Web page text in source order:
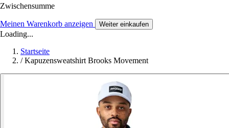
Zwischensumme
Meinen Warenkorb anzeigen Weiter einkaufen
Loading...
Startseite
/ Kapuzensweatshirt Brooks Movement